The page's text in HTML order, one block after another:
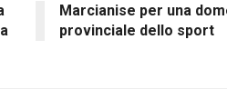
Marcianise per una
provinciale dello sport